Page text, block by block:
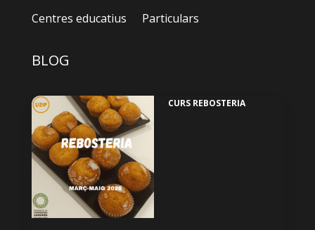
Centres educatius
Particulars
BLOG
CURS REBOSTERIA